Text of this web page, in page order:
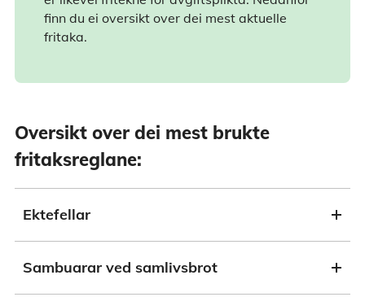
finn du ei oversikt over dei mest aktuelle
fritaka.
Oversikt over dei mest brukte
fritaksreglane:
Ektefellar
Sambuarar ved samlivsbrot